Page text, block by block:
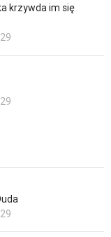
krzywda im się
29
29
29